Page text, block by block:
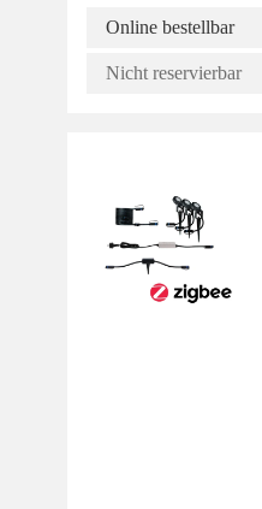
Online bestellbar
Nicht reservierbar